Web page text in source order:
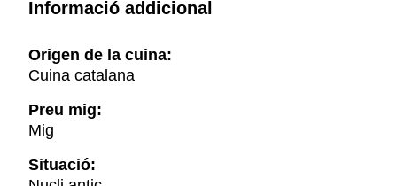
Informació addicional
Origen de la cuina:
Cuina catalana
Preu mig:
Mig
Situació: